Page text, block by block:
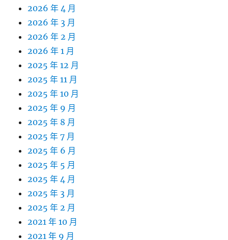
2026 年 4 月
2026 年 3 月
2026 年 2 月
2026 年 1 月
2025 年 12 月
2025 年 11 月
2025 年 10 月
2025 年 9 月
2025 年 8 月
2025 年 7 月
2025 年 6 月
2025 年 5 月
2025 年 4 月
2025 年 3 月
2025 年 2 月
2021 年 10 月
2021 年 9 月